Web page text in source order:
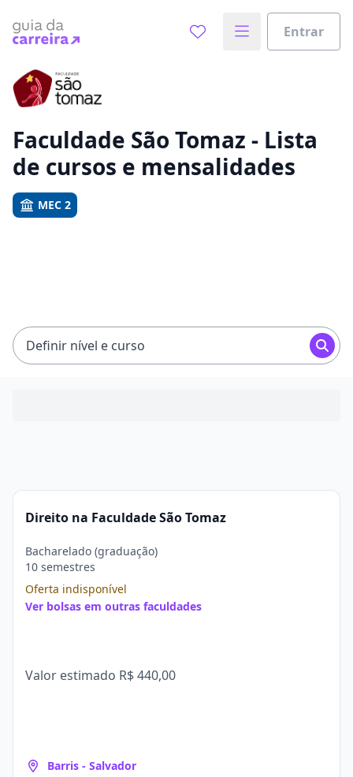
Entrar
Vamos te guiar no caminho ideal para seus estudos
Faculdade São Tomaz - Lista
de cursos e mensalidades
MEC 2
Definir nível e curso
Direito na Faculdade São Tomaz
Bacharelado (graduação)
10 semestres
Oferta indisponível
Ver bolsas em outras faculdades
Valor estimado R$ 440,00
Barris - Salvador